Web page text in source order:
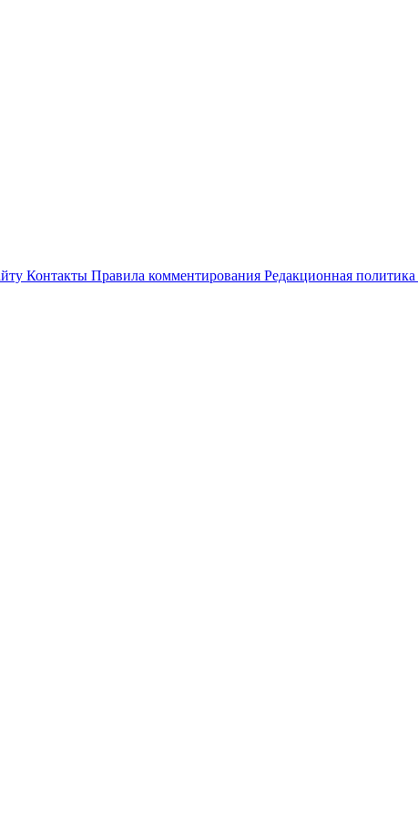
Контакты Правила комментирования Редакционная политика